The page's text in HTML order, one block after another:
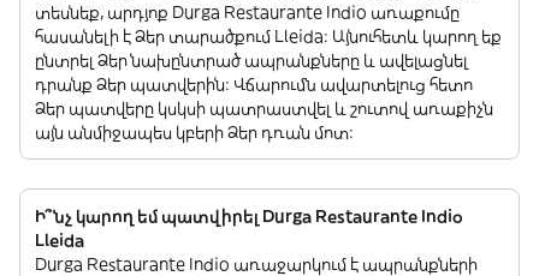
տեսնեք, արդյոք Durga Restaurante Indio առաքումը
հասանելի է Ձեր տարածքում Lleida: Այնուհետև կարող եք
ընտրել Ձեր նախընտրած ապրանքները և ավելացնել
դրանք Ձեր պատվերին: Վճարումն ավարտելուց հետո
Ձեր պատվերը կսկսի պատրաստվել և շուտով առաքիչն
այն անմիջապես կբերի Ձեր դռան մոտ:
Ի՞նչ կարող եմ պատվիրել Durga Restaurante Indio
Lleida
Durga Restaurante Indio առաջարկում է ապրանքների